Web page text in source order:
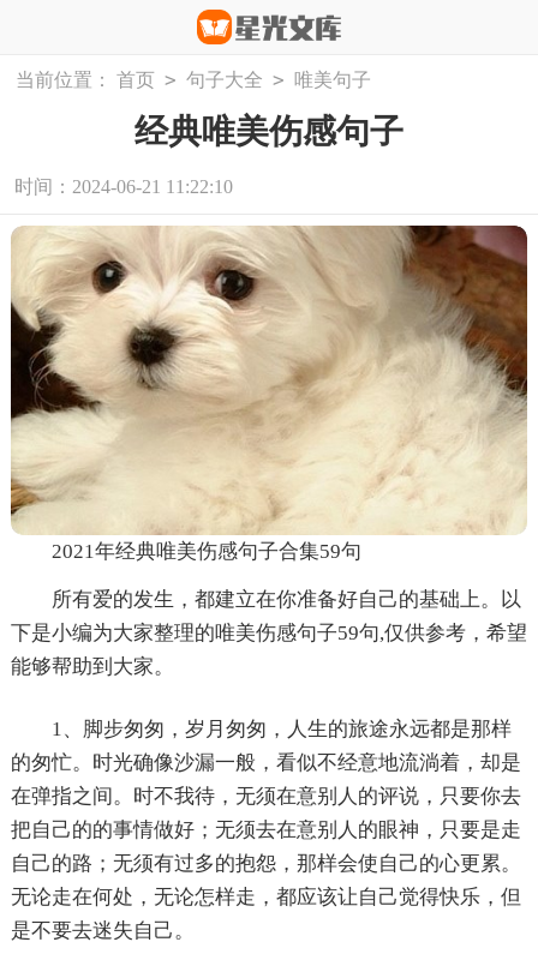
当前位置： 首页 > 句子大全 > 唯美句子
经典唯美伤感句子
时间：2024-06-21 11:22:10
2021年经典唯美伤感句子合集59句
所有爱的发生，都建立在你准备好自己的基础上。以
下是小编为大家整理的唯美伤感句子59句,仅供参考，希望
能够帮助到大家。
1、脚步匆匆，岁月匆匆，人生的旅途永远都是那样
的匆忙。时光确像沙漏一般，看似不经意地流淌着，却是
在弹指之间。时不我待，无须在意别人的评说，只要你去
把自己的的事情做好；无须去在意别人的眼神，只要是走
自己的路；无须有过多的抱怨，那样会使自己的心更累。
无论走在何处，无论怎样走，都应该让自己觉得快乐，但
是不要去迷失自己。